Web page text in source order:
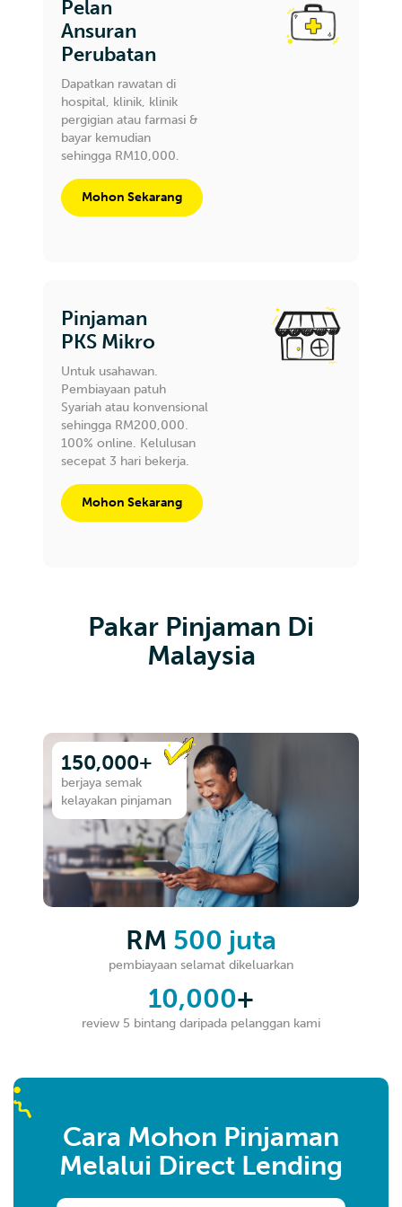
Pelan
Ansuran
Perubatan
Dapatkan rawatan di
hospital, klinik, klinik
pergigian atau farmasi &
bayar kemudian
sehingga RM10,000.
Mohon Sekarang
Pinjaman
PKS Mikro
Untuk usahawan.
Pembiayaan patuh
Syariah atau konvensional
sehingga RM200,000.
100% online. Kelulusan
secepat 3 hari bekerja.
Mohon Sekarang
Pakar Pinjaman Di
Malaysia
150,000+
berjaya semak
kelayakan pinjaman
RM 500 juta
pembiayaan selamat dikeluarkan
10,000+
review 5 bintang daripada pelanggan kami
Cara Mohon Pinjaman
Melalui Direct Lending